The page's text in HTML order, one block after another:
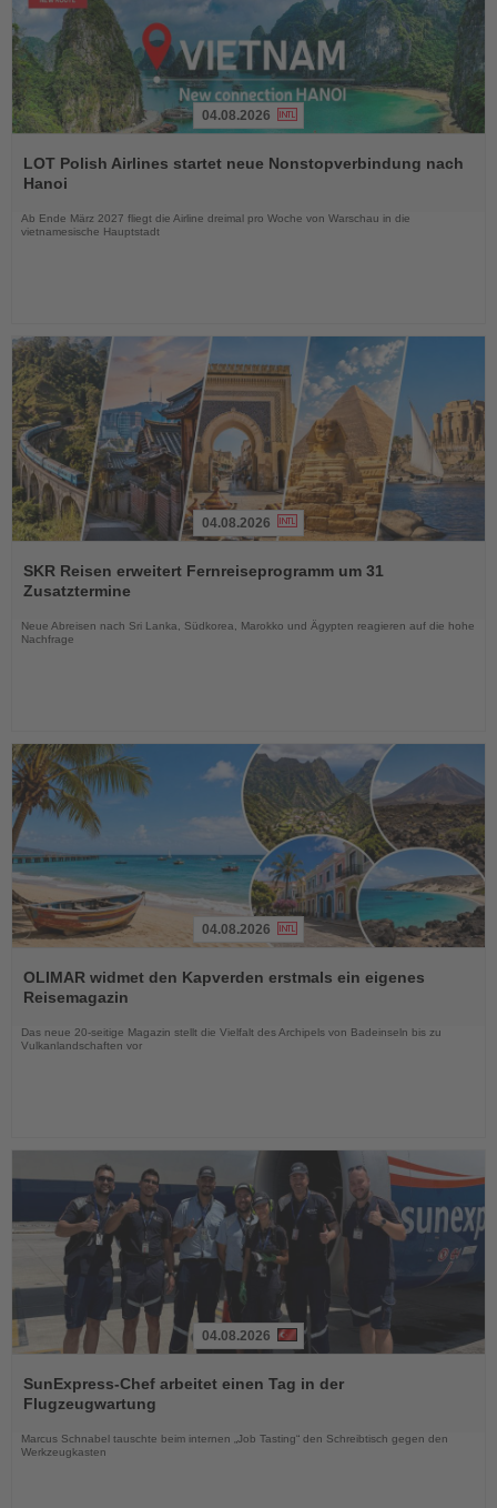
Sie
die
04.08.2026
LOT Polish Airlines startet neue Nonstopverbindung nach
Hanoi
Ab Ende März 2027 fliegt die Airline dreimal pro Woche von Warschau in die
vietnamesische Hauptstadt
Sie
die
04.08.2026
SKR Reisen erweitert Fernreiseprogramm um 31
Zusatztermine
Neue Abreisen nach Sri Lanka, Südkorea, Marokko und Ägypten reagieren auf die hohe
Nachfrage
Sie
die
Nachrichten
04.08.2026
OLIMAR widmet den Kapverden erstmals ein eigenes
Reisemagazin
Das neue 20-seitige Magazin stellt die Vielfalt des Archipels von Badeinseln bis zu
Vulkanlandschaften vor
Sie
die
Nachrichten
04.08.2026
SunExpress-Chef arbeitet einen Tag in der
Flugzeugwartung
Marcus Schnabel tauschte beim internen „Job Tasting“ den Schreibtisch gegen den
Werkzeugkasten